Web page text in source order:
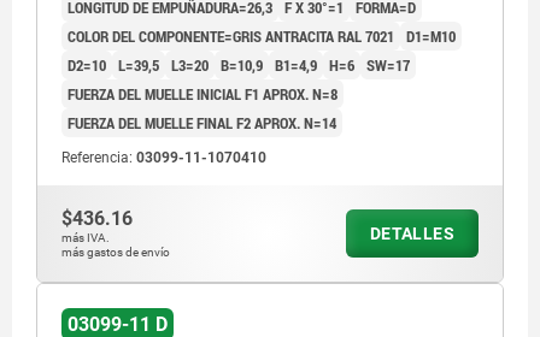
LONGITUD DE EMPUÑADURA=26,3 F X 30°=1
FORMA=D
COLOR DEL COMPONENTE=GRIS ANTRACITA RAL 7021
D1=M10
D2=10 L=39,5 L3=20 B=10,9 B1=4,9 H=6 SW=17
FUERZA DEL MUELLE INICIAL F1 APROX. N=8
FUERZA DEL MUELLE FINAL F2 APROX. N=14
Referencia: 03099-11-1070410
$436.16
más IVA.
más gastos de envío
DETALLES
03099-11 D